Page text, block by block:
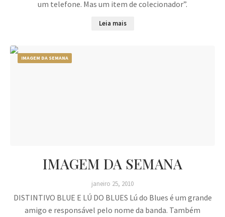
um telefone. Mas um item de colecionador”.
Leia mais
IMAGEM DA SEMANA
IMAGEM DA SEMANA
janeiro 25, 2010
DISTINTIVO BLUE E LÚ DO BLUES Lú do Blues é um grande
amigo e responsável pelo nome da banda. Também